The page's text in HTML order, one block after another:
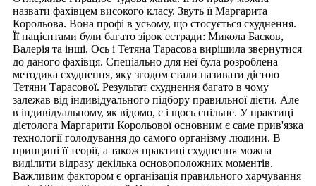
назвати фахівцем високого класу. Звуть її Маргарита
Корольова. Вона профі в усьому, що стосується схуднення.
Її пацієнтами були багато зірок естради: Микола Басков,
Валерія та інші. Ось і Тетяна Тарасова вирішила звернутися
до даного фахівця. Спеціально для неї була розроблена
методика схуднення, яку згодом стали називати дієтою
Тетяни Тарасової. Результат схуднення багато в чому
залежав від індивідуального підбору правильної дієти. Але
в індивідуальному, як відомо, є і щось спільне. У практиці
дієтолога Маргарити Корольової основним є саме прив'язка
технології голодування до самого організму людини. В
принципі її теорії, а також практиці схуднення можна
виділити відразу декілька основоположних моментів.
Важливим фактором є організація правильного харчування